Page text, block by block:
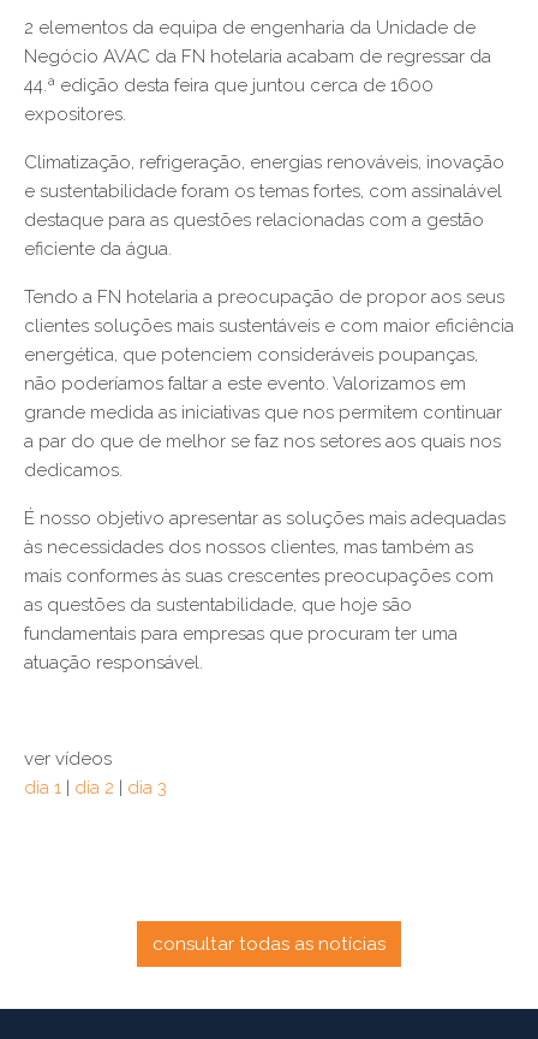
2 elementos da equipa de engenharia da Unidade de
Negócio AVAC da FN hotelaria acabam de regressar da
44.ª edição desta feira que juntou cerca de 1600
expositores.
Climatização, refrigeração, energias renováveis, inovação
e sustentabilidade foram os temas fortes, com assinalável
destaque para as questões relacionadas com a gestão
eficiente da água.
Tendo a FN hotelaria a preocupação de propor aos seus
clientes soluções mais sustentáveis e com maior eficiência
energética, que potenciem consideráveis poupanças,
não poderíamos faltar a este evento. Valorizamos em
grande medida as iniciativas que nos permitem continuar
a par do que de melhor se faz nos setores aos quais nos
dedicamos.
É nosso objetivo apresentar as soluções mais adequadas
às necessidades dos nossos clientes, mas também as
mais conformes às suas crescentes preocupações com
as questões da sustentabilidade, que hoje são
fundamentais para empresas que procuram ter uma
atuação responsável.
ver vídeos
dia 1 | dia 2 | dia 3
consultar todas as notícias